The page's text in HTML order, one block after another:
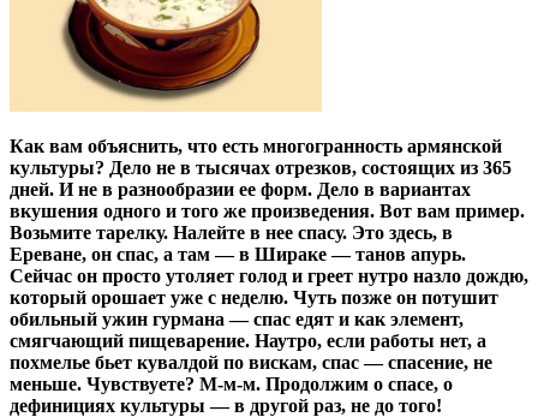
Как вам объяснить, что есть многогранность армянской
культуры? Дело не в тысячах отрезков, состоящих из 365
дней. И не в разнообразии ее форм. Дело в вариантах
вкушения одного и того же произведения. Вот вам пример.
Возьмите тарелку. Налейте в нее спасу. Это здесь, в
Ереване, он спас, а там — в Шираке — танов апурь.
Сейчас он просто утоляет голод и греет нутро назло дождю,
который орошает уже с неделю. Чуть позже он потушит
обильный ужин гурмана — спас едят и как элемент,
смягчающий пищеварение. Наутро, если работы нет, а
похмелье бьет кувалдой по вискам, спас — спасение, не
меньше. Чувствуете? М-м-м. Продолжим о спасе, о
дефинициях культуры — в другой раз, не до того!